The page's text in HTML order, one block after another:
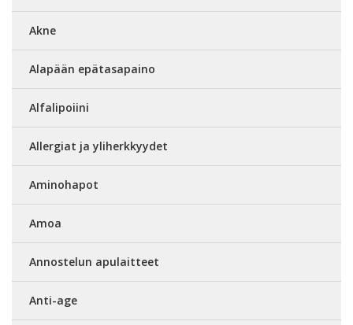
Akne
Alapään epätasapaino
Alfalipoiini
Allergiat ja yliherkkyydet
Aminohapot
Amoa
Annostelun apulaitteet
Anti-age